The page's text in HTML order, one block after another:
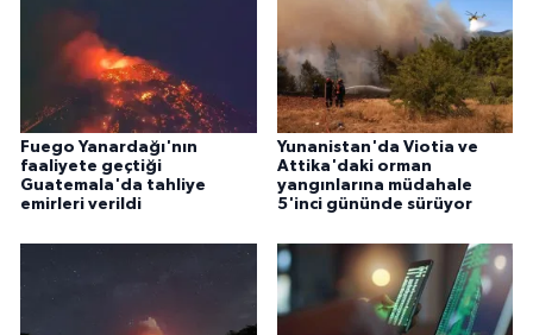
Fuego Yanardağı'nın
faaliyete geçtiği
Guatemala'da tahliye
emirleri verildi
Yunanistan'da Viotia ve
Attika'daki orman
yangınlarına müdahale
5'inci gününde sürüyor